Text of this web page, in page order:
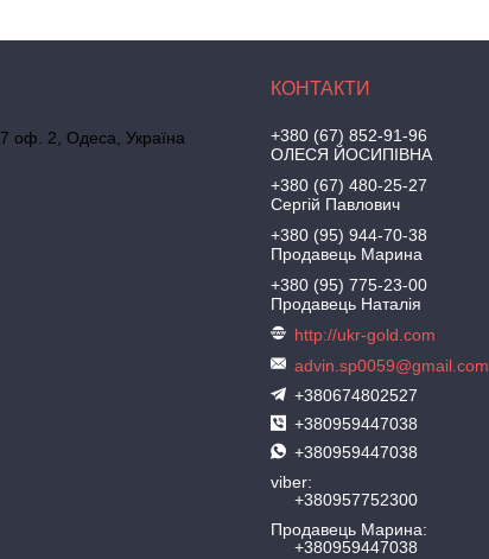
7 оф. 2, Одеса, Україна
+380 (67) 852-91-96
ОЛЕСЯ ЙОСИПІВНА
+380 (67) 480-25-27
Сергій Павлович
+380 (95) 944-70-38
Продавець Марина
+380 (95) 775-23-00
Продавець Наталія
http://ukr-gold.com
advin.sp0059@gmail.com
+380674802527
+380959447038
+380959447038
viber
+380957752300
Продавець Марина
+380959447038